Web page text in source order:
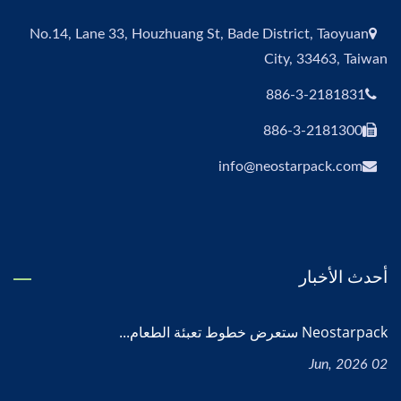
No.14, Lane 33, Houzhuang St, Bade District, Taoyuan
City, 33463, Taiwan
886-3-2181831
886-3-2181300
info@neostarpack.com
أحدث الأخبار
Neostarpack ستعرض خطوط تعبئة الطعام...
02 Jun, 2026